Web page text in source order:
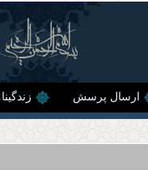
ارسال پرسش